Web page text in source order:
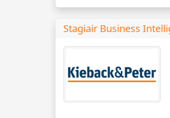
Stagiair Business